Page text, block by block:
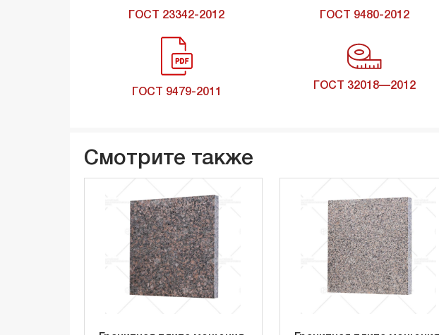
ГОСТ 23342-2012 ГОСТ 9480-2012
ГОСТ 9479-2011
ГОСТ 32018—2012
Смотрите также